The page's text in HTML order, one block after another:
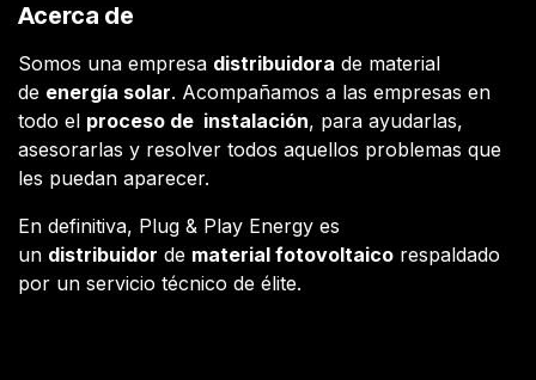
Acerca de
Somos una empresa distribuidora de material
de energía solar. Acompañamos a las empresas en
todo el proceso de instalación, para ayudarlas,
asesorarlas y resolver todos aquellos problemas que
les puedan aparecer.
En definitiva, Plug & Play Energy es
un distribuidor de material fotovoltaico respaldado
por un servicio técnico de élite.